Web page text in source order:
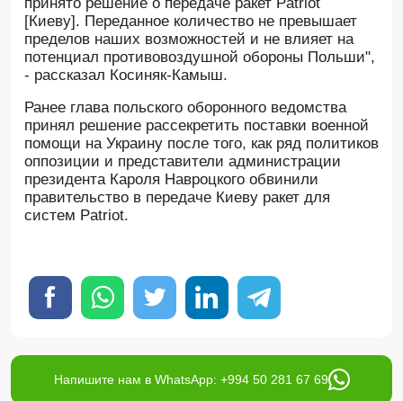
[Киеву]. Переданное количество не превышает
пределов наших возможностей и не влияет на
потенциал противовоздушной обороны Польши",
- рассказал Косиняк-Камыш.
Ранее глава польского оборонного ведомства
принял решение рассекретить поставки военной
помощи на Украину после того, как ряд политиков
оппозиции и представители администрации
президента Кароля Навроцкого обвинили
правительство в передаче Киеву ракет для
систем Patriot.
Напишите нам в WhatsApp: +994 50 281 67 69